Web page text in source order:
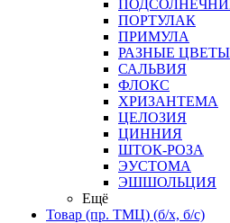
ПОРТУЛАК
ПРИМУЛА
РАЗНЫЕ ЦВЕТЫ
САЛЬВИЯ
ФЛОКС
ХРИЗАНТЕМА
ЦЕЛОЗИЯ
ЦИННИЯ
ШТОК-РОЗА
ЭУСТОМА
ЭШШОЛЬЦИЯ
Ещё
Товар (пр. ТМЦ) (б/х, б/с)